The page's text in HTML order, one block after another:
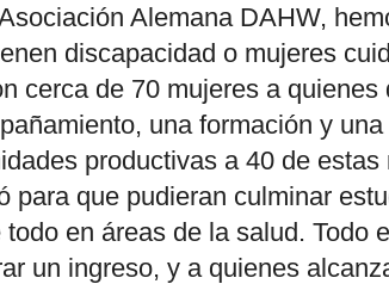
Alemana DAHW,
discapacidad o mujeres
cerca de 70 mujeres a
una formación y
productivas a 40 de
para que pudieran culminar
todo en áreas de la salud. Todo
un ingreso, y a quienes